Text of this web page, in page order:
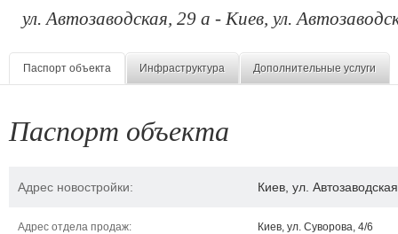
ул. Автозаводская, 29 а - Киев, ул.
Паспорт объекта Инфраструктура Дополнительные услуги
Паспорт объекта
Адрес новостройки: Киев, ул.
Адрес отдела продаж: Киев, ул. Суворова, 4/6